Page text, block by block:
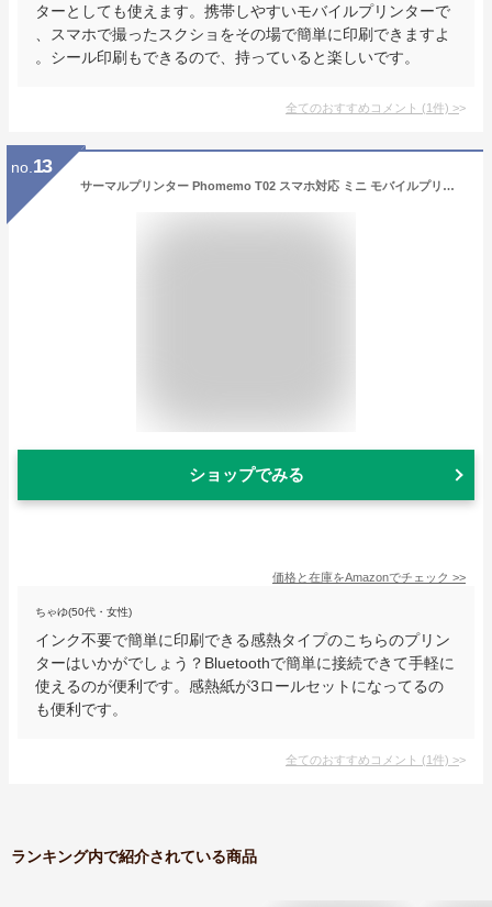
ターとしても使えます。携帯しやすいモバイルプリンターで
、スマホで撮ったスクショをその場で簡単に印刷できますよ
。シール印刷もできるので、持っていると楽しいです。
全てのおすすめコメント (1件) >
no. 13
サーマルプリンター Phomemo T02 スマホ対応 ミニ モバイルプリンター 3ロールシール付き セット ポータブル型 ミニ感熱 コンパクト 充電でき ギフト Bluetooth接続 写真/ハガキ/リスト/領収書/付箋/ワード/ウェブラベル/ラベル/勉強ノート/整理収納/宛名用 学生 友人 家族 新生活 プレゼント ギフト 在宅勤務 自宅学習 予定表 ホワイト
ショップでみる
価格と在庫をAmazonでチェック >>
ちゃゆ(50代・女性)
インク不要で簡単に印刷できる感熱タイプのこちらのプリン
ターはいかがでしょう？Bluetoothで簡単に接続できて手軽に
使えるのが便利です。感熱紙が3ロールセットになってるの
も便利です。
全てのおすすめコメント (1件) >
ランキング内で紹介されている商品